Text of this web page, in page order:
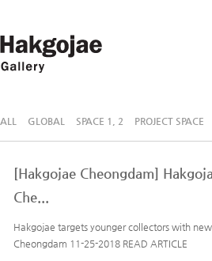
ALL GLOBAL SPACE 1, 2 PROJECT SPACE
[Hakgojae Cheongdam]
Che...
Hakgojae targets younger collectors with
Cheongdam 11-25-2018 READ ARTICLE